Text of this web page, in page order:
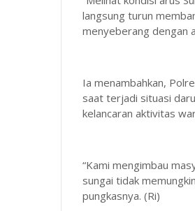
langsung turun
menyeberang dengan
Ia menambahkan,
saat terjadi situasi
kelancaran aktivitas
“Kami mengimbau
sungai tidak
pungkasnya. (Ri)